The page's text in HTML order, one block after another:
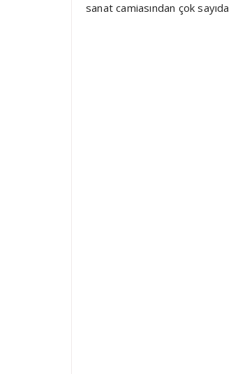
sanat camiasından çok